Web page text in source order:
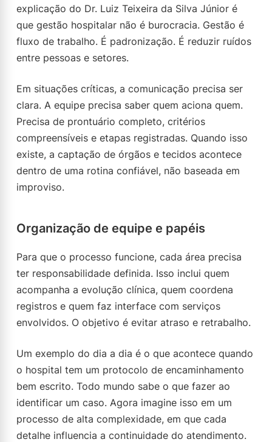
explicação do Dr. Luiz Teixeira da Silva Júnior é
que gestão hospitalar não é burocracia. Gestão é
fluxo de trabalho. É padronização. É reduzir ruídos
entre pessoas e setores.
Em situações críticas, a comunicação precisa ser
clara. A equipe precisa saber quem aciona quem.
Precisa de prontuário completo, critérios
compreensíveis e etapas registradas. Quando isso
existe, a captação de órgãos e tecidos acontece
dentro de uma rotina confiável, não baseada em
improviso.
Organização de equipe e papéis
Para que o processo funcione, cada área precisa
ter responsabilidade definida. Isso inclui quem
acompanha a evolução clínica, quem coordena
registros e quem faz interface com serviços
envolvidos. O objetivo é evitar atraso e retrabalho.
Um exemplo do dia a dia é o que acontece quando
o hospital tem um protocolo de encaminhamento
bem escrito. Todo mundo sabe o que fazer ao
identificar um caso. Agora imagine isso em um
processo de alta complexidade, em que cada
detalhe influencia a continuidade do atendimento.